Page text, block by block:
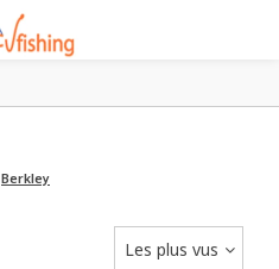
Berkley
Les plus vus